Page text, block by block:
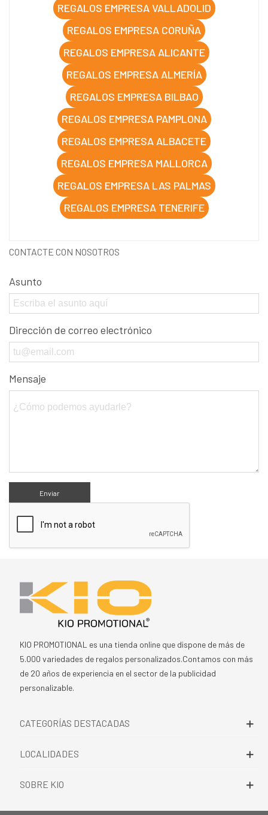
REGALOS EMPRESA VALLADOLID
REGALOS EMPRESA CORUÑA
REGALOS EMPRESA ALICANTE
REGALOS EMPRESA ALMERÍA
REGALOS EMPRESA BILBAO
REGALOS EMPRESA PAMPLONA
REGALOS EMPRESA ALBACETE
REGALOS EMPRESA MALLORCA
REGALOS EMPRESA LAS PALMAS
REGALOS EMPRESA TENERIFE
CONTACTE CON NOSOTROS
Asunto
Dirección de correo electrónico
Mensaje
Enviar
KIO PROMOTIONAL es una tienda online que dispone de más de
5.000 variedades de regalos personalizados.Contamos con más
de 20 años de experiencia en el sector de la publicidad
personalizable.
CATEGORÍAS DESTACADAS
LOCALIDADES
SOBRE KIO